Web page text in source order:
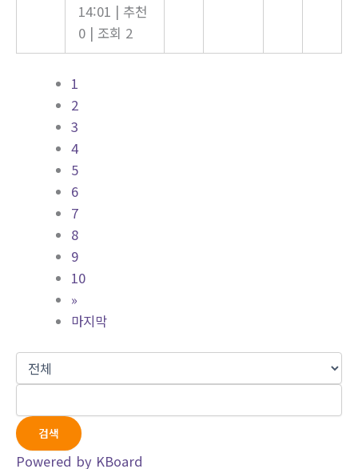
14:01 | 추천
0 | 조회 2
1
2
3
4
5
6
7
8
9
10
»
마지막
검색
Powered by KBoard